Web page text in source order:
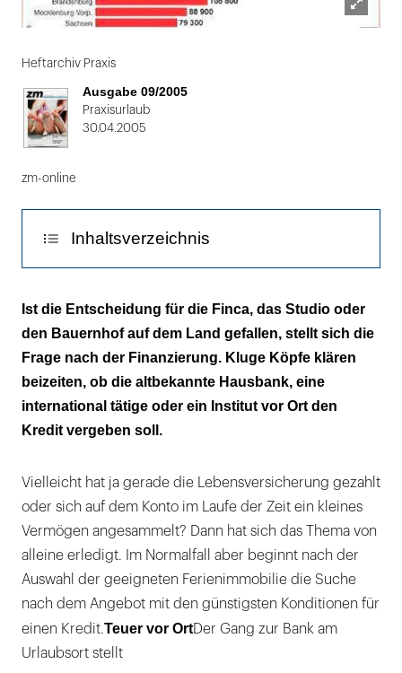
Lightbox
1
von
2
Heftarchiv Praxis
Ausgabe 09/2005
Praxisurlaub
30.04.2005
zm-online
Inhaltsverzeichnis
Über Grenzen hinweg
Die Hypothek daheim
Früh spart, wer später genießen will
Ist die Entscheidung für die Finca, das Studio oder
den Bauernhof auf dem Land gefallen, stellt sich die
Frage nach der Finanzierung. Kluge Köpfe klären
beizeiten, ob die altbekannte Hausbank, eine
international tätige oder ein Institut vor Ort den
Kredit vergeben soll.
Vielleicht hat ja gerade die Lebensversicherung gezahlt
oder sich auf dem Konto im Laufe der Zeit ein kleines
Vermögen angesammelt? Dann hat sich das Thema von
alleine erledigt. Im Normalfall aber beginnt nach der
Auswahl der geeigneten Ferienimmobilie die Suche
nach dem Angebot mit den günstigsten Konditionen für
einen Kredit.Teuer vor Ort Der Gang zur Bank am
Urlaubsort stellt